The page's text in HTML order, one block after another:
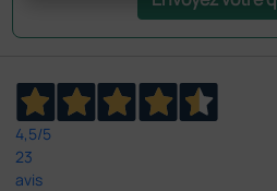
4,5/5
23
avis